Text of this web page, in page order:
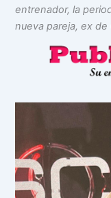
entrenador, la
nueva pareja, ex de